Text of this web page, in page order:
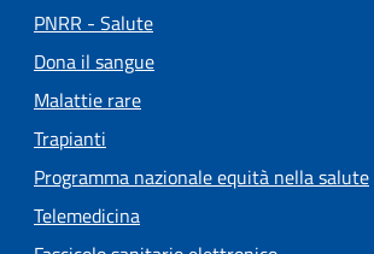
PNRR - Salute
Dona il sangue
Malattie rare
Trapianti
Programma nazionale equità nella salute
Telemedicina